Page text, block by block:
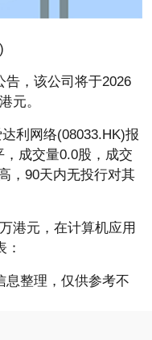
告，该公司将于2026
元。
利网络(08033.HK)报
成交量0.0股，成交
，90天内无投行对其
港元，在计算机应用
息整理，仅供参考不